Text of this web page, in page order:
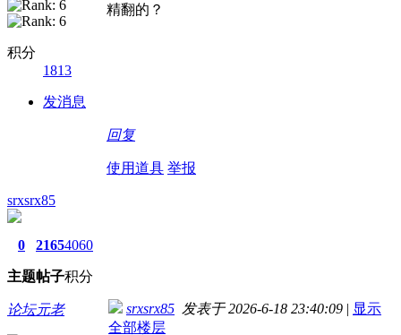
积分
1813
发消息
精翻的？
回复
使用道具 举报
srxsrx85
0
主题
2165
帖子
4060
积分
论坛元老 srxsrx85 发表于 2026-6-18 23:40:09 | 显示
全部楼层